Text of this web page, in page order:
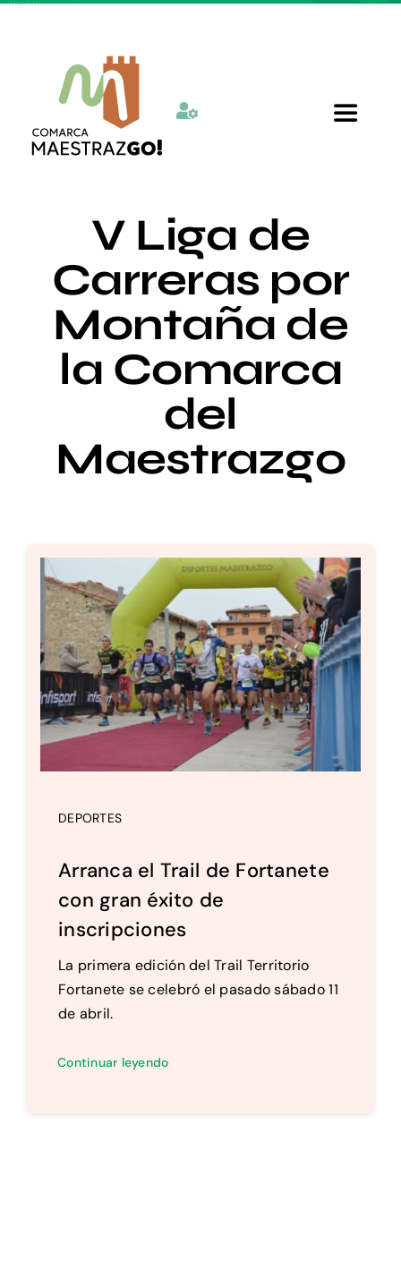
Toggle
Quienes somos
Departamentos
Actualidad
Setas
V Liga de
Carreras por
Montaña de
la Comarca
del
Maestrazgo
DEPORTES
Arranca el Trail de Fortanete
con gran éxito de
inscripciones
La primera edición del Trail Territorio
Fortanete se celebró el pasado sábado 11
de abril.
Continuar leyendo